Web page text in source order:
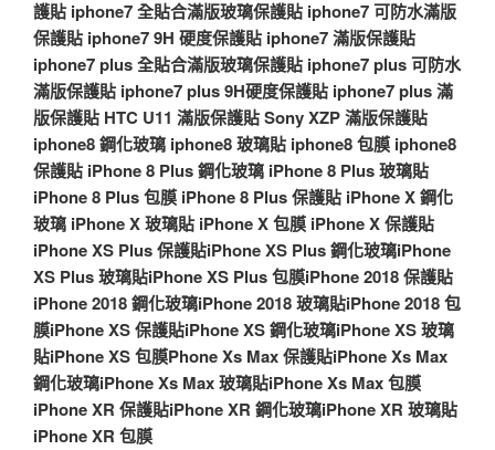
護貼 iphone7 全貼合滿版玻璃保護貼 iphone7 可防水滿版
保護貼 iphone7 9H 硬度保護貼 iphone7 滿版保護貼
iphone7 plus 全貼合滿版玻璃保護貼 iphone7 plus 可防水
滿版保護貼 iphone7 plus 9H硬度保護貼 iphone7 plus 滿
版保護貼 HTC U11 滿版保護貼Sony XZP 滿版保護貼
iphone8 鋼化玻璃 iphone8 玻璃貼 iphone8 包膜 iphone8
保護貼 iPhone 8 Plus 鋼化玻璃 iPhone 8 Plus 玻璃貼
iPhone 8 Plus 包膜 iPhone 8 Plus 保護貼 iPhone X 鋼化
玻璃 iPhone X 玻璃貼 iPhone X 包膜 iPhone X 保護貼
iPhone XS Plus 保護貼iPhone XS Plus 鋼化玻璃iPhone
XS Plus 玻璃貼iPhone XS Plus 包膜iPhone 2018 保護貼
iPhone 2018 鋼化玻璃iPhone 2018 玻璃貼iPhone 2018 包
膜iPhone XS 保護貼iPhone XS 鋼化玻璃iPhone XS 玻璃
貼iPhone XS 包膜Phone Xs Max 保護貼iPhone Xs Max
鋼化玻璃iPhone Xs Max 玻璃貼iPhone Xs Max 包膜
iPhone XR 保護貼iPhone XR 鋼化玻璃iPhone XR 玻璃貼
iPhone XR 包膜